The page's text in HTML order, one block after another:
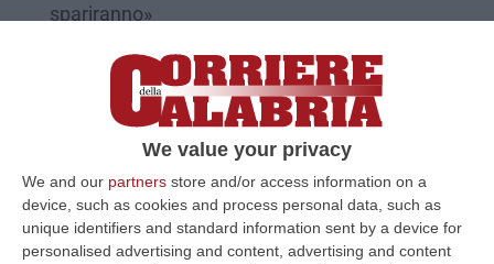
We value your privacy
We and our partners store and/or access information on a
device, such as cookies and process personal data, such as
unique identifiers and standard information sent by a device for
personalised advertising and content, advertising and content
spariranno»